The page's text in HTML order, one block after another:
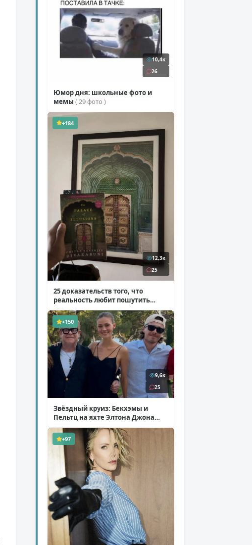
10,4к
26
Юмор дня: школьные фото и
мемы ( 29 фото )
+184
12,3к
25
25 доказательств того, что
реальность любит пошутить
( 25 фото )
+150
9,6к
25
Звёздный круиз: Бекхэмы и
Пельтц на яхте Элтона Джона
( 12 фото )
+97